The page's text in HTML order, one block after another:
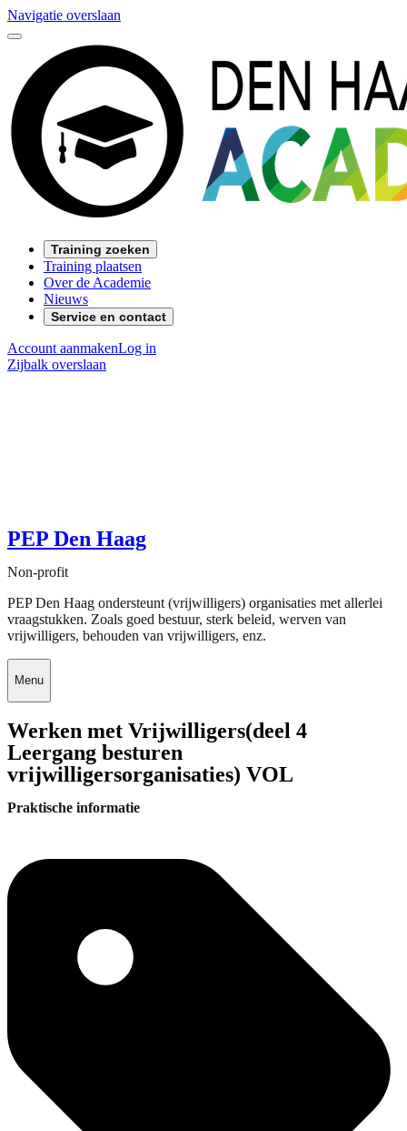
Navigatie overslaan
Training zoeken
Training plaatsen
Over de Academie
Nieuws
Service en contact
Account aanmakenLog in
Zijbalk overslaan
PEP Den Haag
Non-profit
PEP Den Haag ondersteunt (vrijwilligers) organisaties met allerlei
vraagstukken. Zoals goed bestuur, sterk beleid, werven van
vrijwilligers, behouden van vrijwilligers, enz.
Menu
Werken met Vrijwilligers(deel 4
Leergang besturen
vrijwilligersorganisaties) VOL
Praktische informatie